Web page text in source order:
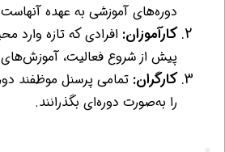
دوره‌های آموزشی به عهده
کارآموزان: افرادی که تازه وارد
پیش از شروع فعالیت، آموزش‌های
کارگران: تمامی پرسنل موظفند
را به‌صورت دوره‌ای بگذرانند.